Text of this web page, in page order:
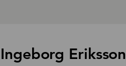
Ingeborg Eriksson